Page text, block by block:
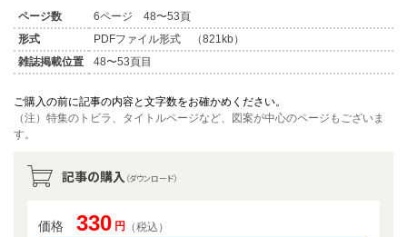
ページ数
6ページ 48〜53頁
形式
PDFファイル形式 （821kb）
雑誌掲載位置
48〜53頁目
ご購入の前に記事の内容と文字数をお確かめください。
（注）特集のトビラ、タイトルページなど、図案が中心のページもございま
す。
記事の購入 （ダウンロード）
価格 330 円 （税込）